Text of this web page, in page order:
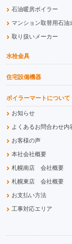
石油暖房ボイラー
マンション取替用石油
取り扱いメーカー
水栓金具
住宅設備機器
ボイラーマートについて
お知らせ
よくあるお問合わせ内
お客様の声
本社会社概要
札幌南店 会社概要
札幌東店 会社概要
お支払い方法
工事対応エリア